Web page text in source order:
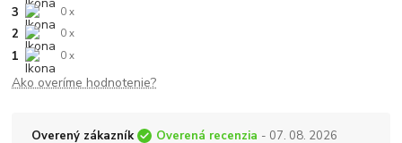
3 0 x
2 0 x
1 0 x
Ako overíme hodnotenie?
Overený zákazník Overená recenzia - 07. 08. 2026